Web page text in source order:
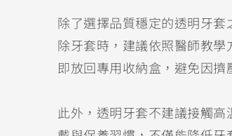
除了選擇品質穩定的透明牙
除牙套時，建議依照醫師教
即放回專用收納盒，避免因擠
此外，透明牙套不建議接觸